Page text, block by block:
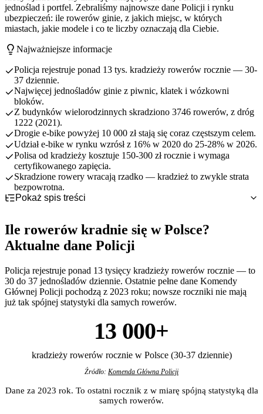
jednoślad i portfel. Zebraliśmy najnowsze dane Policji i rynku
ubezpieczeń: ile rowerów ginie, z jakich miejsc, w których
miastach, jakie modele i co te liczby oznaczają dla Ciebie.
Najważniejsze informacje
Policja rejestruje ponad 13 tys. kradzieży rowerów rocznie — 30-
37 dziennie.
Najwięcej jednośladów ginie z piwnic, klatek i wózkowni
bloków.
Z budynków wielorodzinnych skradziono 3746 rowerów, z dróg
1222 (2021).
Drogie e-bike powyżej 10 000 zł stają się coraz częstszym celem.
Udział e-bike w rynku wzrósł z 16% w 2020 do 25-28% w 2026.
Polisa od kradzieży kosztuje 150-300 zł rocznie i wymaga
certyfikowanego zapięcia.
Skradzione rowery wracają rzadko — kradzież to zwykle strata
bezpowrotna.
Pokaż spis treści
W których miastach kradną najwięcej rowerów?
Jakie rowery giną najczęściej? Rowery elektryczne na celowniku
Trendy kradzieży rowerów 2020-2026: dane Policji vs sytuacja w
Najczęstsze błędy, które robią z roweru łatwy łup
Co te liczby oznaczają dla Twojego portfela? Rola ubezpieczenia
Ile rowerów kradnie się w Polsce?
Aktualne dane Policji
Policja rejestruje ponad 13 tysięcy kradzieży rowerów rocznie — to
30 do 37 jednośladów dziennie. Ostatnie pełne dane Komendy
Głównej Policji pochodzą z 2023 roku; nowsze roczniki nie mają
już tak spójnej statystyki dla samych rowerów.
13 000+
kradzieży rowerów rocznie w Polsce (30-37 dziennie)
Źródło: Komenda Główna Policji
Dane za 2023 rok. To ostatni rocznik z w miarę spójną statystyką dla
samych rowerów.